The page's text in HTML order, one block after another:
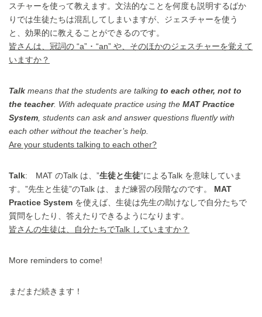
スチャーを使って教えます。文法的なことを何度も説明するばか
りでは生徒たちは混乱してしまいますが、ジェスチャーを使う
と、効果的に教えることができるのです。
皆さんは、冠詞の “a” ･ “an” や、そのほかのジェスチャーを覚えて
いますか？
Talk means that the students are talking to each other, not to
the teacher. With adequate practice using the MAT Practice
System , students can ask and answer questions fluently with
each other without the teacher’s help.
Are your students talking to each other?
Talk: MAT のTalk は、”生徒と生徒“によるTalk を意味していま
す。”先生と生徒”のTalk は、まだ練習の段階なのです。 MAT
Practice System を使えば、生徒は先生の助けなしで自分たちで
質問をしたり、答えたりできるようになります。
皆さんの生徒は、自分たちでTalk していますか？
More reminders to come!
まだまだ続きます！